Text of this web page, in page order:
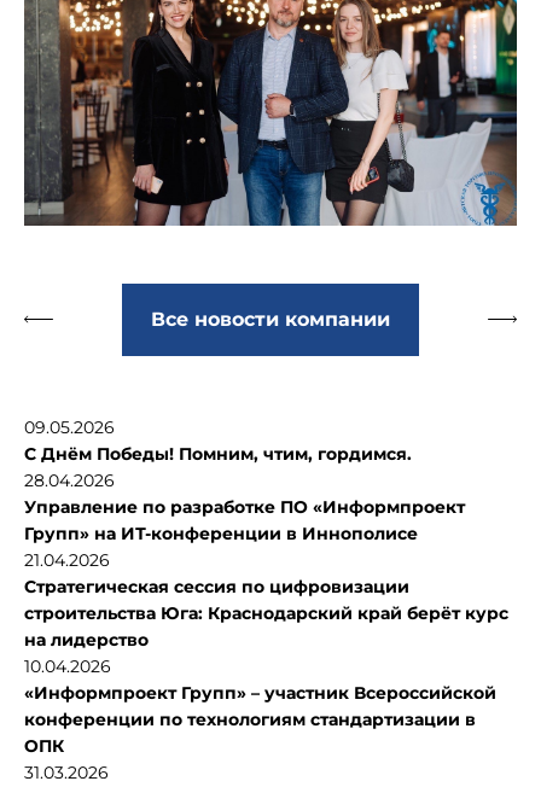
Все новости компании
09.05.2026
С Днём Победы! Помним, чтим, гордимся.
28.04.2026
Управление по разработке ПО «Информпроект
Групп» на ИТ-конференции в Иннополисе
21.04.2026
Стратегическая сессия по цифровизации
строительства Юга: Краснодарский край берёт курс
на лидерство
10.04.2026
«Информпроект Групп» – участник Всероссийской
конференции по технологиям стандартизации в
ОПК
31.03.2026